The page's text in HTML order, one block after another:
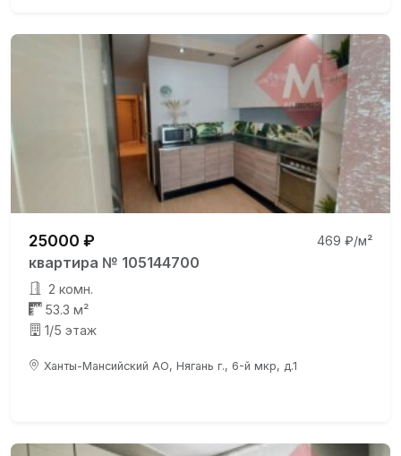
25000 ₽ 469 ₽/м²
квартира № 105144700
2 комн.
53.3 м²
1/5 этаж
Ханты-Мансийский АО, Нягань г., 6-й мкр, д.1